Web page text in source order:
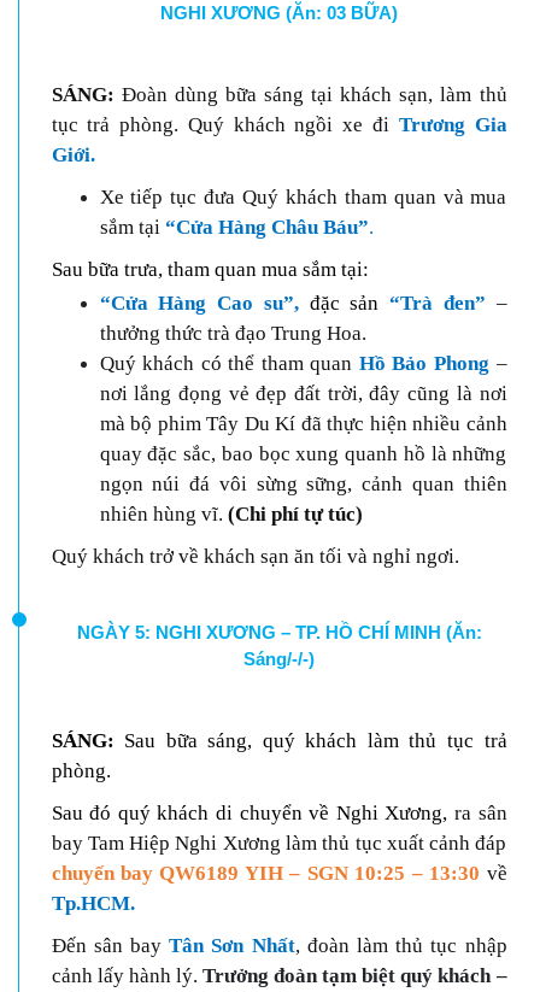
NGHI XƯƠNG (Ăn: 03 BỮA)
SÁNG: Đoàn dùng bữa sáng tại khách sạn, làm thủ
tục trả phòng. Quý khách ngồi xe đi Trương Gia
Giới.
Xe tiếp tục đưa Quý khách tham quan và mua
sắm tại “Cửa Hàng Châu Báu”.
Sau bữa trưa, tham quan mua sắm tại:
“Cửa Hàng Cao su”, đặc sản “Trà đen” –
thưởng thức trà đạo Trung Hoa.
Quý khách có thể tham quan Hồ Bảo Phong –
nơi lắng đọng vẻ đẹp đất trời, đây cũng là nơi
mà bộ phim Tây Du Kí đã thực hiện nhiều cảnh
quay đặc sắc, bao bọc xung quanh hồ là những
ngọn núi đá vôi sừng sững, cảnh quan thiên
nhiên hùng vĩ. (Chi phí tự túc)
Quý khách trở về khách sạn ăn tối và nghỉ ngơi.
NGÀY 5: NGHI XƯƠNG – TP. HỒ CHÍ MINH (Ăn:
Sáng/-/-)
SÁNG: Sau bữa sáng, quý khách làm thủ tục trả
phòng.
Sau đó quý khách di chuyển về Nghi Xương, ra sân
bay Tam Hiệp Nghi Xương làm thủ tục xuất cảnh đáp
chuyến bay QW6189 YIH – SGN 10:25 – 13:30 về
Tp.HCM.
Đến sân bayTân Sơn Nhất, đoàn làm thủ tục nhập
cảnh lấy hành lý. Trưởng đoàn tạm biệt quý khách –